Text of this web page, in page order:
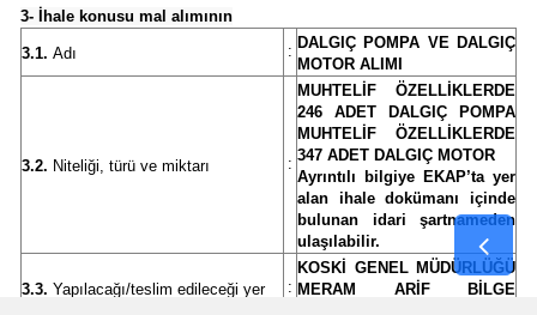
Tokat
Trabzon
Tunceli
Şanlıurfa
Uşak
3- İhale konusu mal alımının
3.1. Adı : DALGIÇ POMPA VE DALGIÇ
MOTOR ALIMI
3.2. Niteliği, türü ve miktarı :
MUHTELİF ÖZELLİKLERDE
246 ADET DALGIÇ POMPA
MUHTELİF ÖZELLİKLERDE
347 ADET DALGIÇ MOTOR
Ayrıntılı bilgiye EKAP’ta yer
alan ihale dokümanı içinde
bulunan idari şartnameden
ulaşılabilir.
3.3. Yapılacağı/teslim edileceği yer :
KOSKİ GENEL MÜDÜRLÜĞÜ
MERAM ARİF BİLGE